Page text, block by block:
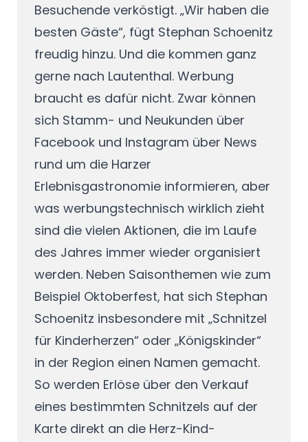
Besuchende verköstigt. „Wir haben die
besten Gäste“, fügt Stephan Schoenitz
freudig hinzu. Und die kommen ganz
gerne nach Lautenthal. Werbung
braucht es dafür nicht. Zwar können
sich Stamm- und Neukunden über
Facebook und Instagram über News
rund um die Harzer
Erlebnisgastronomie informieren, aber
was werbungstechnisch wirklich zieht
sind die vielen Aktionen, die im Laufe
des Jahres immer wieder organisiert
werden. Neben Saisonthemen wie zum
Beispiel Oktoberfest, hat sich Stephan
Schoenitz insbesondere mit „Schnitzel
für Kinderherzen“ oder „Königskinder“
in der Region einen Namen gemacht.
So werden Erlöse über den Verkauf
eines bestimmten Schnitzels auf der
Karte direkt an die Herz-Kind-